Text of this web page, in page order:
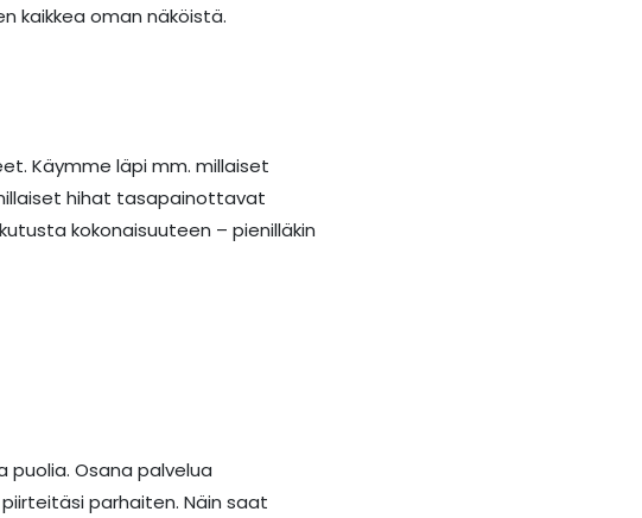
kaikkea oman näköistä.
Käymme läpi mm. millaiset
hihat tasapainottavat
kokonaisuuteen – pienilläkin
puolia. Osana palvelua
parhaiten. Näin saat